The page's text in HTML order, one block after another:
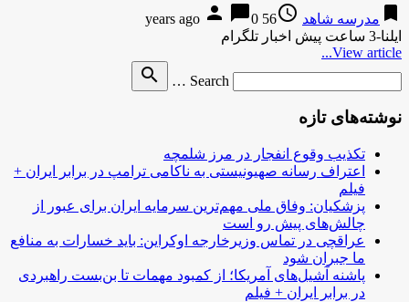
bookmark مدرسه شاهد access_time
56 years ago
person chat_bubble0
ایلنا-3 ساعت پیش اخبار تلگرام
View article...
Search …
search
نوشته‌های تازه
تکذیب وقوع انفجار در مرز شلمچه
اعتراف رسانه صهیونیستی به ناکامی ترامپ در برابر ایران +
فیلم
پزشکیان: وفاق ملی مهم‌ترین سرمایه ایران برای عبور از
چالش‌های پیش رو است
عراقچی در تماس وزیرخارجه اوکراین: باید خسارات به منافع
ما جبران شود
پاشنه آشیل‌های آمریکا؛ از کمبود مهمات تا بن‌بست راهبردی
در برابر ایران + فیلم